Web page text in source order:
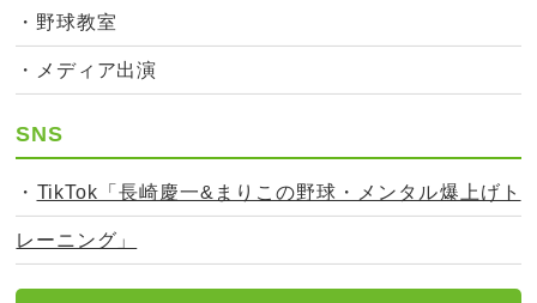
・野球教室
・メディア出演
SNS
・ TikTok「長崎慶一&まりこの野球・メンタル爆上げト
レーニング」